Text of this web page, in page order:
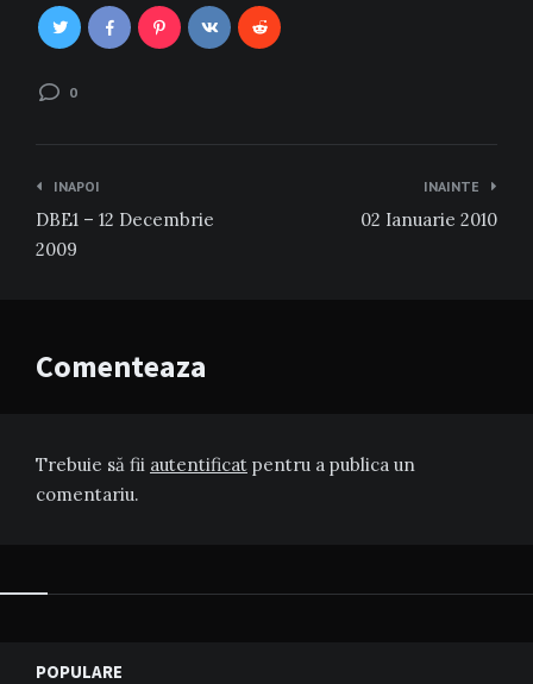
0
Navigare
în
articole
INAPOI
DBE1 – 12 Decembrie
2009
INAINTE
02 Ianuarie 2010
Comenteaza
Trebuie să fii autentificat pentru a publica un
comentariu.
Widgets
POPULARE